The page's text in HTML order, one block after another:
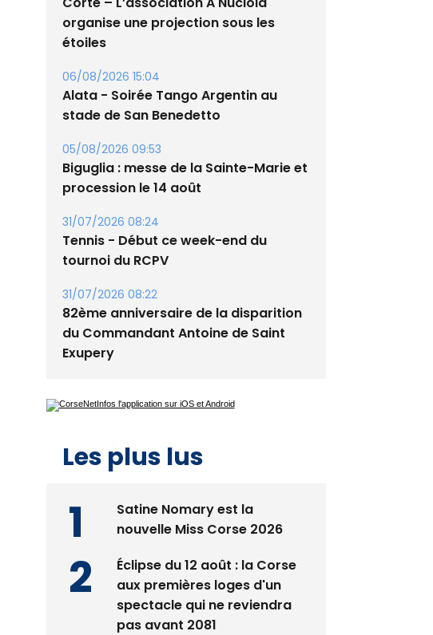
06/08/2026 15:25
Corte – L’association A Nuciola
étoiles
06/08/2026 15:04
stade de San Benedetto
05/08/2026 09:53
procession le 14 août
31/07/2026 08:24
tournoi du RCPV
31/07/2026 08:22
82ème anniversaire de la disparition
Les plus lus
nouvelle Miss Corse 2026
Éclipse du 12 août : la Corse
aux premières loges d'un